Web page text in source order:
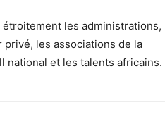
les administrations,
les associations de la
national et les talents africains.